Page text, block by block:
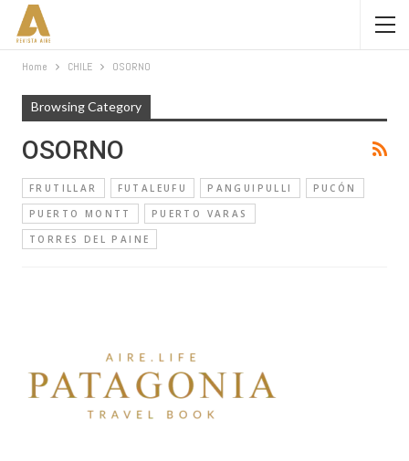
Home CHILE OSORNO
Browsing Category
OSORNO
FRUTILLAR FUTALEUFU PANGUIPULLI
PUCÓN
PUERTO MONTT
PUERTO VARAS
TORRES DEL PAINE